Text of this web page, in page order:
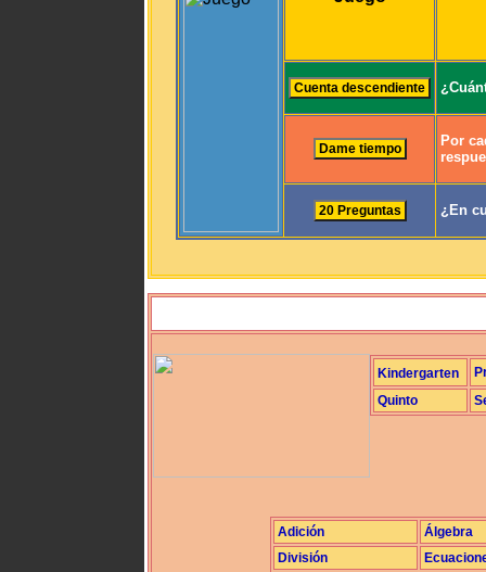
Por
¿En
Kindergarten
Quinto
Adición
Álgebra
División